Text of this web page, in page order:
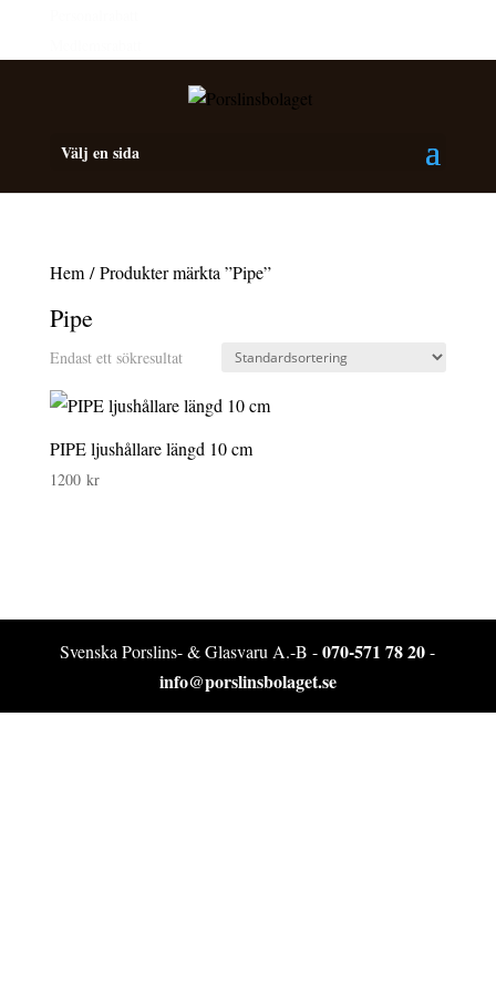
Välj en sida
Hem/ Produkter märkta ”Pipe”
Pipe
Endast ett sökresultat
PIPE ljushållare längd 10 cm
1200 kr
Svenska Porslins- & Glasvaru A.-B -070-571 78 20-
info@porslinsbolaget.se